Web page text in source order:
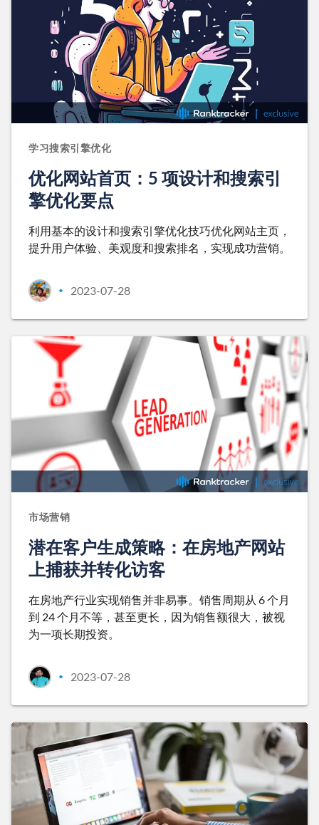
学习搜索引擎优化
优化网站首页：5 项设计和搜索引
擎优化要点
利用基本的设计和搜索引擎优化技巧优化网站主页，
提升用户体验、美观度和搜索排名，实现成功营销。
• 2023-07-28
市场营销
潜在客户生成策略：在房地产网站
上捕获并转化访客
在房地产行业实现销售并非易事。销售周期从 6 个月
到 24 个月不等，甚至更长，因为销售额很大，被视
为一项长期投资。
• 2023-07-28